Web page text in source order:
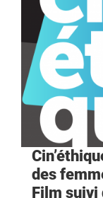
des
Film suivi